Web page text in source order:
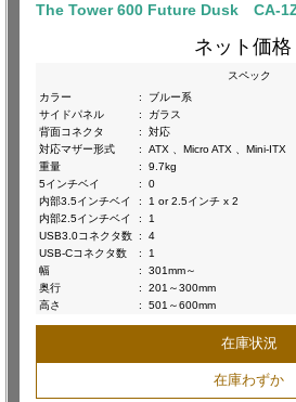
The Tower 600 Future Dusk CA-
ネット価格
スペック
カラー
:
ブルー系
サイドパネル
:
ガラス
背面コネクタ
:
対応
対応マザー形式
:
ATX 、Micro ATX 、Mini-ITX
重量
:
9.7kg
5インチベイ
:
0
内部3.5インチベイ
:
1 or 2.5インチ x 2
内部2.5インチベイ
:
1
USB3.0コネクタ数 :
4
USB-Cコネクタ数
:
1
幅
:
301mm～
奥行
:
201～300mm
高さ
: 501～600mm
在庫状況
在庫わずか